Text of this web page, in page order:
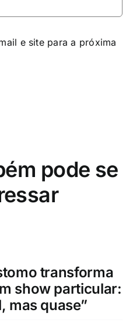
e site para a próxima
pode se
transforma
show particular:
mas quase”